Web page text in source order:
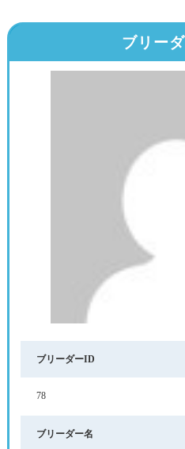
ブリー
ブリーダーID
78
ブリーダー名